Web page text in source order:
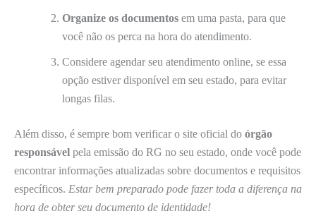
Organize os documentos em uma pasta, para que
você não os perca na hora do atendimento.
Considere agendar seu atendimento online, se essa
opção estiver disponível em seu estado, para evitar
longas filas.
Além disso, é sempre bom verificar o site oficial do órgão
responsável pela emissão do RG no seu estado, onde você pode
encontrar informações atualizadas sobre documentos e requisitos
específicos. Estar bem preparado pode fazer toda a diferença na
hora de obter seu documento de identidade!